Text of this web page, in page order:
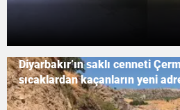
Diyarbakır’ın saklı cenneti
sıcaklardan kaçanların yeni